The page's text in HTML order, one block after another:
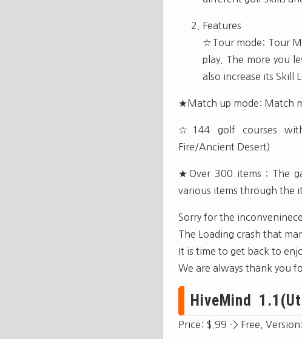
Features
☆Tour mode: Tour
play. The more you
also increase its Skill
★Match up mode: Match
☆144 golf courses with
Fire/Ancient Desert)
★Over 300 items : The
various items through the
Sorry for the
The Loading crash that
It is time to get back to
We are always thank you
HiveMind
Price: $.99 -> Free,